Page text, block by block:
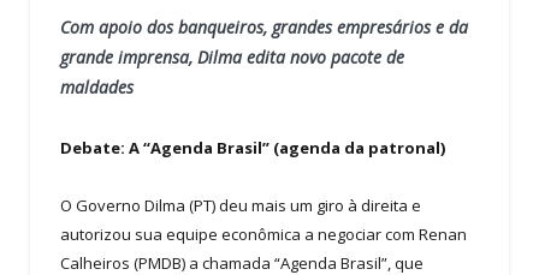
Com apoio dos banqueiros, grandes empresários e da
grande imprensa, Dilma edita novo pacote de
maldades
Debate: A “Agenda Brasil” (agenda da patronal)
O Governo Dilma (PT) deu mais um giro à direita e
autorizou sua equipe econômica a negociar com Renan
Calheiros (PMDB) a chamada “Agenda Brasil”, que